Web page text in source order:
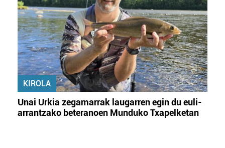
KIROLA
Unai Urkia zegamarrak laugarren egin du euli-
arrantzako beteranoen Munduko Txapelketan